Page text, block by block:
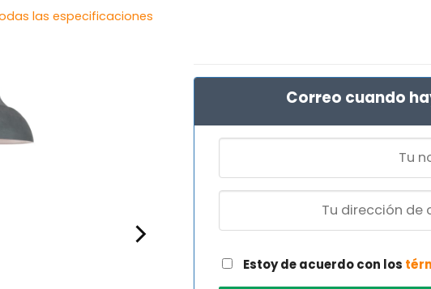
las especificaciones
Correo cuando
Estoy de acuerdo con los